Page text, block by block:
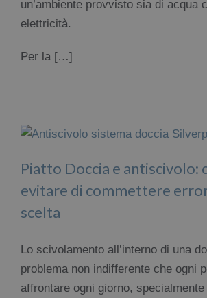
un’ambiente provvisto sia di acqua
elettricità.
Per la […]
Piatto Doccia e antiscivolo:
evitare di commettere
scelta
Lo scivolamento all’interno di una
problema non indifferente che ogni
affrontare ogni giorno,